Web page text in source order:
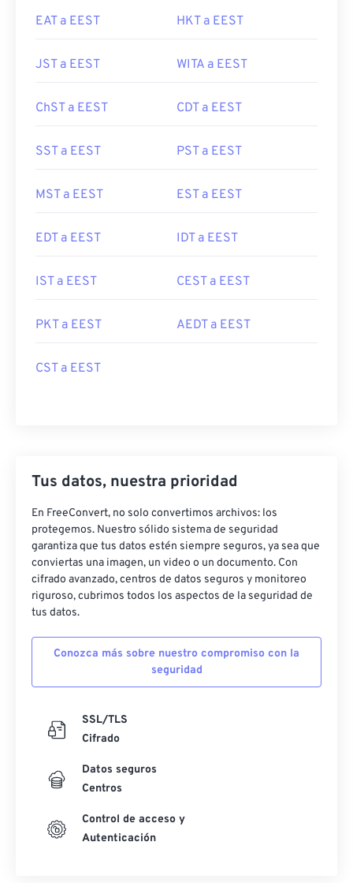
EAT a EEST HKT a EEST
JST a EEST WITA a EEST
ChST a EEST CDT a EEST
SST a EEST PST a EEST
MST a EEST EST a EEST
EDT a EEST IDT a EEST
IST a EEST CEST a EEST
PKT a EEST AEDT a EEST
CST a EEST
Tus datos, nuestra prioridad
En FreeConvert, no solo convertimos archivos: los
protegemos. Nuestro sólido sistema de seguridad
garantiza que tus datos estén siempre seguros, ya sea que
conviertas una imagen, un video o un documento. Con
cifrado avanzado, centros de datos seguros y monitoreo
riguroso, cubrimos todos los aspectos de la seguridad de
tus datos.
Conozca más sobre nuestro compromiso con la
seguridad
SSL/TLS
Cifrado
Datos seguros
Centros
Control de acceso y
Autenticación